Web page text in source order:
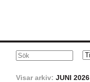
Visar arkiv: JUNI 2026